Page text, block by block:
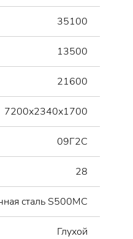
35100
13500
21600
7200х2340х1700
09Г2С
28
сталь S500МС
Глухой